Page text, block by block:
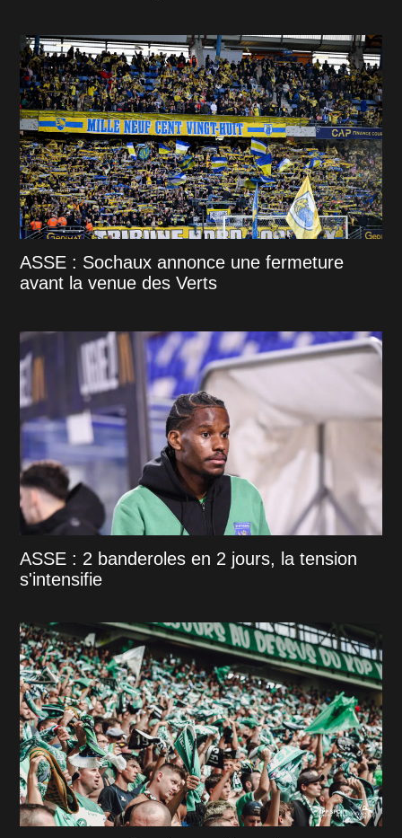
ASSE : Sochaux annonce une fermeture
avant la venue des Verts
ASSE : 2 banderoles en 2 jours, la tension
s'intensifie